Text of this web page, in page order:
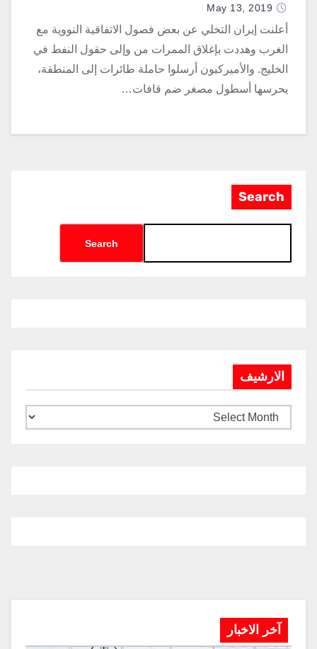
May 13, 2019
أعلنت إيران التخلي عن بعض فصول الاتفاقية النووية مع
الغرب وهددت بإغلاق الممرات من وإلى حقول النفط في
الخليج. والأميركيون أرسلوا حاملة طائرات إلى المنطقة،
يحرسها أسطول مصغر ضم قافات…
Search
Search
الارشيف
آخر الاخبار